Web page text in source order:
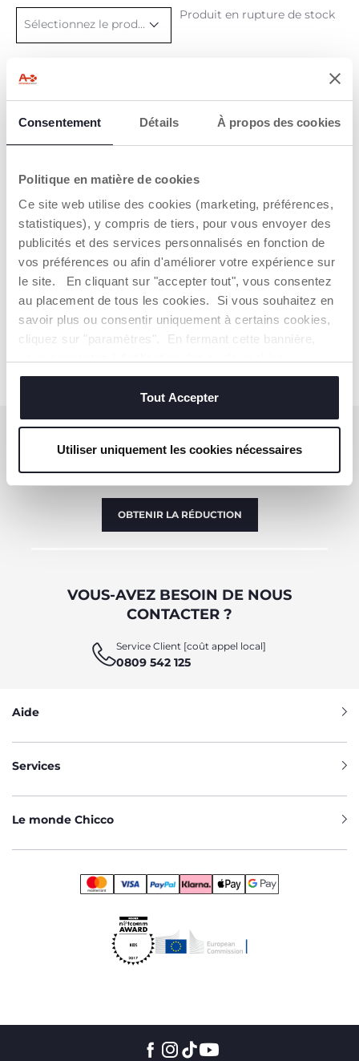
Consentement Détails À propos des cookies
Politique en matière de cookies
Ce site web utilise des cookies (marketing, préférences,
statistiques), y compris de tiers, pour vous envoyer des
publicités et des services personnalisés en fonction de
vos préférences ou afin d'améliorer votre expérience sur
le site. En cliquant sur "accepter tout", vous consentez
au placement de tous les cookies. Si vous souhaitez en
savoir plus ou consentir uniquement à certains cookies,
cliquez sur "paramètres". En fermant cette bannière,
techniques, qui sont essentiels au service demandé.
Tout Accepter
Utiliser uniquement les cookies nécessaires
RÉCAPITULATIF
4 Produits
- Cuddle & Bubble
- Poubelle à couches télescopique
- Recharges de sacs pour la poubelle à couches
télescopique
ME PRÉVENIR
Sélectionnez le produit
Produit en rupture de stock
Immédiatement pour vous un bon de 10 € à
dépenser en ligne.
OBTENIR LA RÉDUCTION
VOUS-AVEZ BESOIN DE NOUS
CONTACTER ?
Service Client [coût appel local]
0809 542 125
Aide
Services
Le monde Chicco